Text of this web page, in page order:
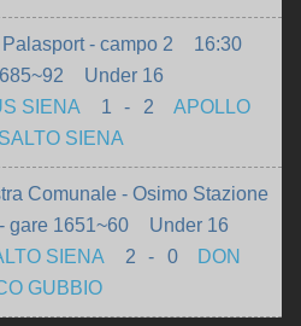
- campo 2
16:30
Under 16
SIENA
1 - 2
APOLLO
SIENA
Comunale - Osimo Stazione
gare 1651~60
Under 16
SIENA
2 - 0
DON
GUBBIO